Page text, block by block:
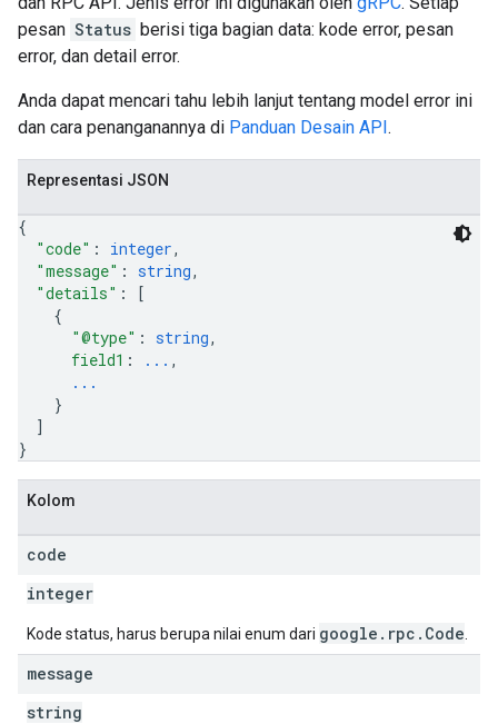
pesan Status berisi tiga bagian data: kode error, pesan
error, dan detail error.
Anda dapat mencari tahu lebih lanjut tentang model error ini
dan cara penanganannya di Panduan Desain API.
Representasi JSON
{
"code" : integer,
"message" : string,
"details" :
[
{
"@type" : string,
field1 : ... ,
...
}
]
}
Kolom
code
integer
Kode status, harus berupa nilai enum dari google.rpc.Code
message
string